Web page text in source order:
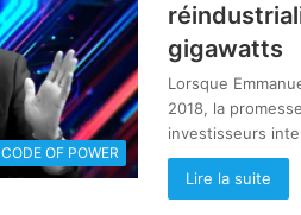
CODE OF POWER
gigawatts
Lorsque
2018, la
investisseurs
Lire la suite